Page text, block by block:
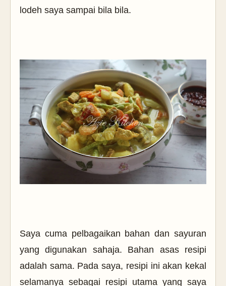
lodeh saya sampai bila bila.
Saya cuma pelbagaikan bahan dan sayuran
yang digunakan sahaja. Bahan asas resipi
adalah sama. Pada saya, resipi ini akan kekal
selamanya sebagai resipi utama yang saya